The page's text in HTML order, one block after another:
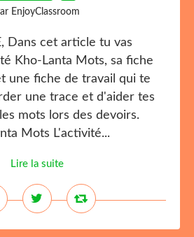
EnjoyClassroom
Dans cet article tu vas
Kho-Lanta Mots, sa fiche
une fiche de travail qui te
une trace et d'aider tes
mots lors des devoirs.
Mots L'activité...
Lire la suite